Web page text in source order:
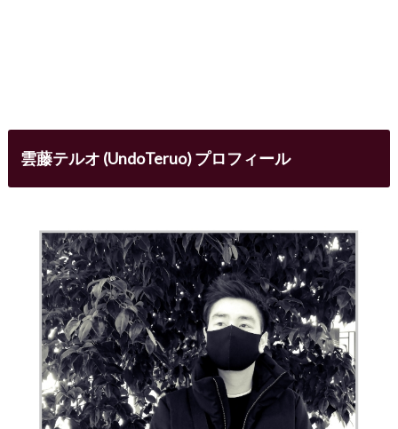
雲藤テルオ (UndoTeruo) プロフィール